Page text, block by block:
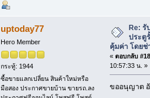
uptoday77
Hero Member
กระทู้: 1944
ซื้อขายแลกเปลี่ยน สินค้าใหม่หรือ
มือสอง ประกาศขายบ้าน ขายรถ.ลง
Re: รั
ประตู
คุ้มค่า โดยช่
« ตอบกลับ
10:57:33 น. »
ขออนุญาต